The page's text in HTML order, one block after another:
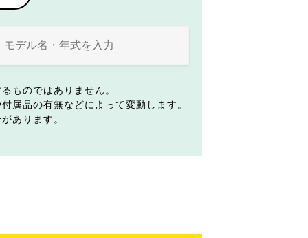
ものではありません。
属品の有無などによって変動します。
あります。